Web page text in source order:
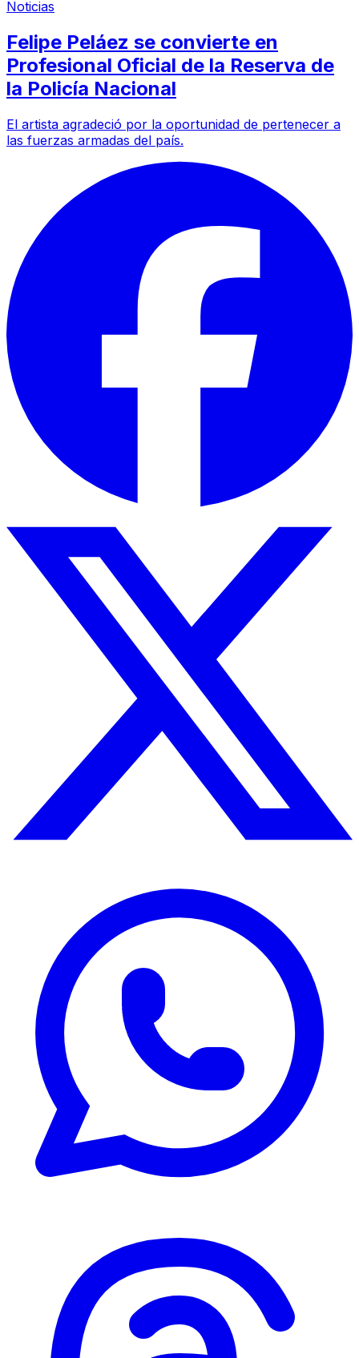
Noticias
Felipe Peláez se convierte en
Profesional Oficial de la Reserva de
la Policía Nacional
El artista agradeció por la oportunidad de pertenecer a
las fuerzas armadas del país.